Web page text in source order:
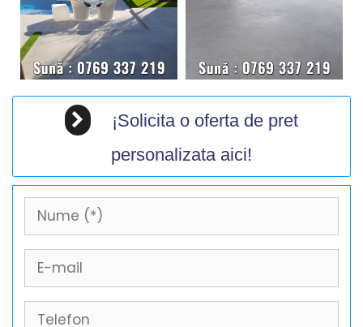
¡Solicita o oferta de pret
personalizata aici!